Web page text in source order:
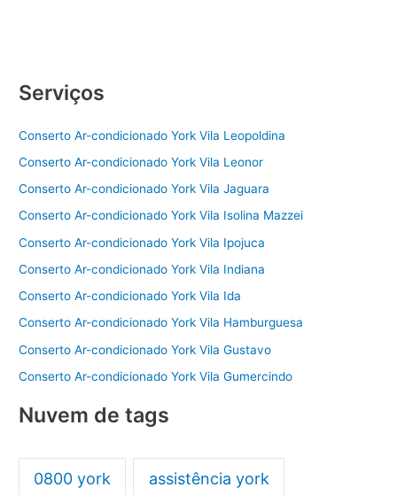
Serviços
Conserto Ar-condicionado York Vila Leopoldina
Conserto Ar-condicionado York Vila Leonor
Conserto Ar-condicionado York Vila Jaguara
Conserto Ar-condicionado York Vila Isolina Mazzei
Conserto Ar-condicionado York Vila Ipojuca
Conserto Ar-condicionado York Vila Indiana
Conserto Ar-condicionado York Vila Ida
Conserto Ar-condicionado York Vila Hamburguesa
Conserto Ar-condicionado York Vila Gustavo
Conserto Ar-condicionado York Vila Gumercindo
Nuvem de tags
0800 york assistência york